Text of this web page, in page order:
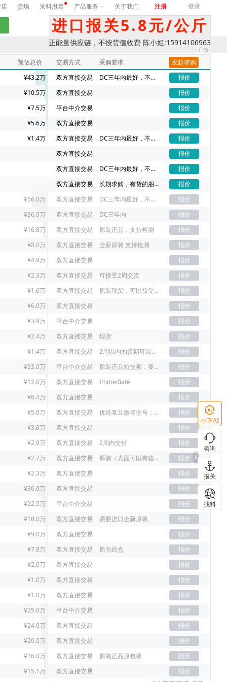
货场 呆料甩卖 产品服务 关于我们 注册 登录
进口报关5.8元/公斤
正能量供应链，不按货值收费 陈小姐:15914106963
预估总价 交易方式 采购要求
发起求购
¥43.2万 双方直接交易 DC三年内最好，不同DC价格不一样
报价
¥10.5万 双方直接交易
报价
¥7.5万 平台中介交易
报价
¥5.6万 双方直接交易
报价
¥1.4万 双方直接交易 DC三年内最好，不同DC价格不一样
报价
双方直接交易
报价
双方直接交易 DC三年内最好，不同DC价格不一样
报价
双方直接交易 长期求购，有货的朋友请联系我吧
报价
¥56.0万 双方直接交易 DC三年内最好，不同DC价格不一样
报价
¥36.0万 双方直接交易 DC三年内
报价
¥16.8万 双方直接交易 原装正品，支持检测
报价
¥8.0万 双方直接交易 全新原装 支持检测
报价
¥4.9万 双方直接交易
报价
¥2.3万 双方直接交易 可接受2周交货
报价
¥1.6万 双方直接交易 原装现货，可以接受老年份
报价
¥6.0万 双方直接交易
报价
¥3.9万 平台中介交易
报价
¥2.4万 双方直接交易 现货
报价
¥1.4万 双方直接交易 2周以内的货期可以接受
报价
¥33.0万 平台中介交易 原装正品短交期，要原装21+已上
报价
¥12.0万 双方直接交易 Immediate
报价
¥6.4万 双方直接交易
报价
¥5.0万 双方直接交易 优选复旦微老型号：FM33LE026，没货新型号FM33L026D
报价
¥3.0万 双方直接交易
报价
¥2.9万 双方直接交易 2周内交付
报价
¥2.7万 双方直接交易 原装（表面可以有些许刮痕）
报价
¥2.3万 双方直接交易
报价
¥36.0万 双方直接交易
报价
¥22.5万 平台中介交易
报价
¥18.0万 双方直接交易 需要进口全新原装
报价
¥9.0万 双方直接交易
报价
¥7.8万 双方直接交易 原包原盒
报价
¥2.0万 双方直接交易
报价
¥1.0万 双方直接交易
报价
¥1.0万 双方直接交易
报价
¥25.0万 平台中介交易
报价
¥24.0万 双方直接交易
报价
¥20.0万 双方直接交易
报价
¥16.0万 双方直接交易 原装正品原包装
报价
¥15.1万 双方直接交易 报价
小正AI
咨询
报关
找料